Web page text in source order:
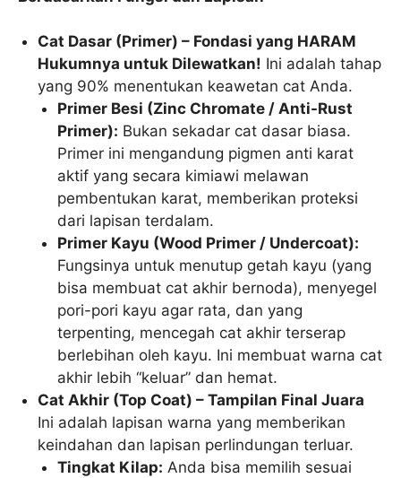
Cat Dasar (Primer) – Fondasi yang HARAM
Hukumnya untuk Dilewatkan! Ini adalah tahap
yang 90% menentukan keawetan cat Anda.
Primer Besi (Zinc Chromate / Anti-Rust
Primer): Bukan sekadar cat dasar biasa.
Primer ini mengandung pigmen anti karat
aktif yang secara kimiawi melawan
pembentukan karat, memberikan proteksi
dari lapisan terdalam.
Primer Kayu (Wood Primer / Undercoat):
Fungsinya untuk menutup getah kayu (yang
bisa membuat cat akhir bernoda), menyegel
pori-pori kayu agar rata, dan yang
terpenting, mencegah cat akhir terserap
berlebihan oleh kayu. Ini membuat warna cat
akhir lebih “keluar” dan hemat.
Cat Akhir (Top Coat) – Tampilan Final Juara
Ini adalah lapisan warna yang memberikan
keindahan dan lapisan perlindungan terluar.
Tingkat Kilap: Anda bisa memilih sesuai